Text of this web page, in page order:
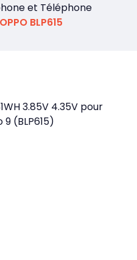
et Téléphone
BLP615